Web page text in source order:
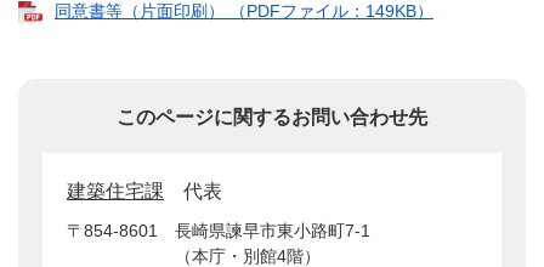
同意書等（片面印刷） （PDFファイル：149KB）
このページに関するお問い合わせ先
建築住宅課 代表
〒854-8601
長崎県諫早市東小路町7-1
（本庁・別館4階）